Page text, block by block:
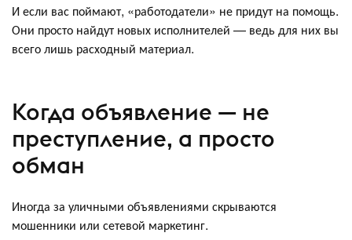
И если вас поймают, «работодатели» не придут на помощь.
Они просто найдут новых исполнителей — ведь для них вы
всего лишь расходный материал.
Когда объявление — не
преступление, а просто
обман
Иногда за уличными объявлениями скрываются
мошенники или сетевой маркетинг.